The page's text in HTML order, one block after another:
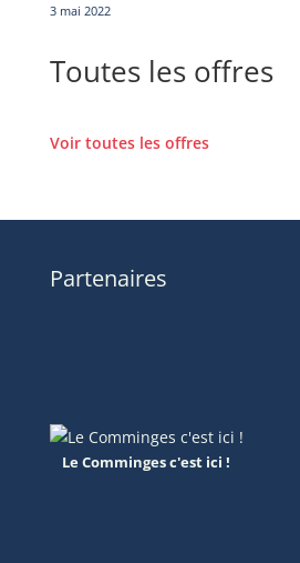
3 mai 2022
Toutes les offres
Voir toutes les offres
Partenaires
Le Comminges c'est ici !